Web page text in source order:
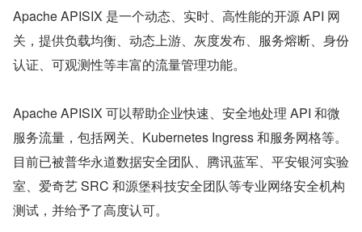
Apache APISIX 是一个动态、实时、高性能的开源 API 网
关，提供负载均衡、动态上游、灰度发布、服务熔断、身份
认证、可观测性等丰富的流量管理功能。
Apache APISIX 可以帮助企业快速、安全地处理 API 和微
服务流量，包括网关、Kubernetes Ingress 和服务网格等。
目前已被普华永道数据安全团队、腾讯蓝军、平安银河实验
室、爱奇艺 SRC 和源堡科技安全团队等专业网络安全机构
测试，并给予了高度认可。